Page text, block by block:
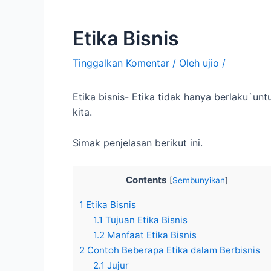
Etika Bisnis
Tinggalkan Komentar / Oleh ujio /
Etika bisnis- Etika tidak hanya
kita.
Simak penjelasan berikut ini.
Contents [Sembunyikan]
1 Etika Bisnis
1.1 Tujuan Etika Bisnis
1.2 Manfaat Etika Bisnis
2 Contoh Beberapa Etika dalam Berbisnis
2.1 Jujur